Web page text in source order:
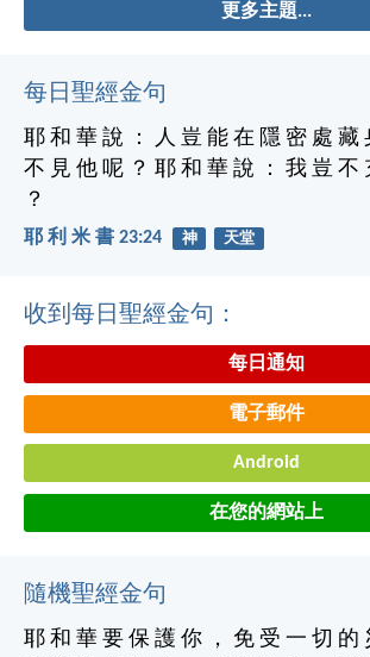
更多主題...
每日聖經金句
耶 和 華 說 ： 人 豈 能 在 隱 密 處 藏
不 見 他 呢 ？ 耶 和 華 說 ： 我 豈 不
？
耶 利 米 書 23:24 神 天堂
收到每日聖經金句：
每日通知
電子郵件
Android
在您的網站上
隨機聖經金句
耶 和 華 要 保 護 你 ， 免 受 一 切 的